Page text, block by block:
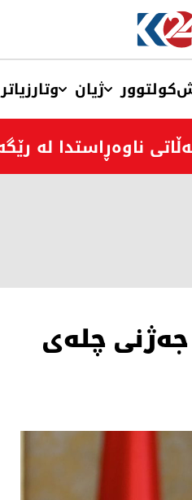
کولتوور ژیان وتارزیاتر
ناوەڕاستدا لە
چله‌ی